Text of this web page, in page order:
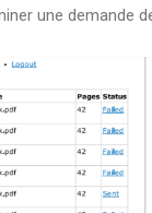
de mobbing
une demande